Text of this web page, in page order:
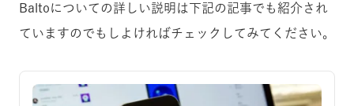
Baltoについての詳しい説明は下記の記事でも紹介され
ていますのでもしよければチェックしてみてください。